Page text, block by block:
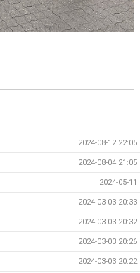
2024-08-12 22:05
2024-08-04 21:05
2024-05-11
2024-03-03 20:33
2024-03-03 20:32
2024-03-03 20:26
2024-03-03 20:22